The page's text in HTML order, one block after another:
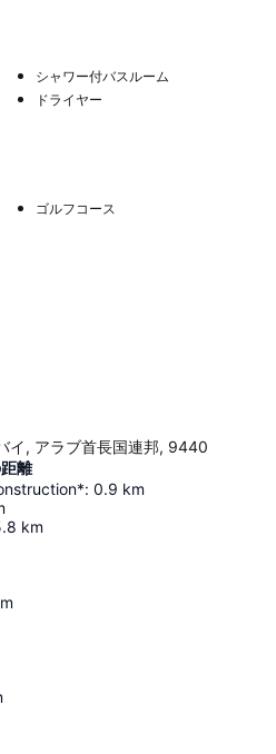
シャワー付バスルーム
ドライヤー
ゴルフコース
イ, アラブ首長国連邦, 9440
離
: 0.9 km
km